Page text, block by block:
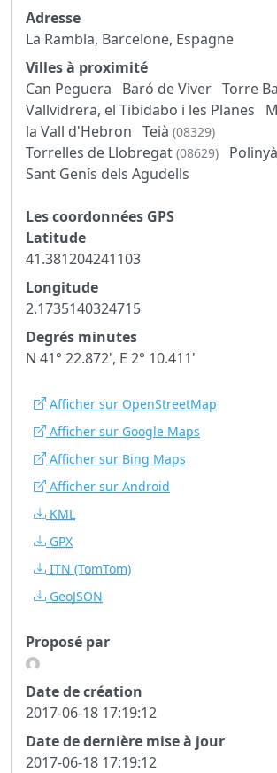
Adresse
La Rambla, Barcelone, Espagne
Villes à proximité
Can Peguera
Baró de Viver Torre
Vallvidrera, el Tibidabo i les Planes
la Vall d'Hebron Teià (08329)
Torrelles de Llobregat (08629) Polinyà
Sant Genís dels Agudells
Les coordonnées GPS
Latitude
41.381204241103
Longitude
2.1735140324715
Degrés minutes
N 41° 22.872', E 2° 10.411'
Afficher sur OpenStreetMap
Afficher sur Google Maps
Afficher sur Bing Maps
Afficher sur Android
KML
GPX
ITN (TomTom)
GeoJSON
Proposé par
Date de création
2017-06-18 17:19:12
Date de dernière mise à jour
2017-06-18 17:19:12